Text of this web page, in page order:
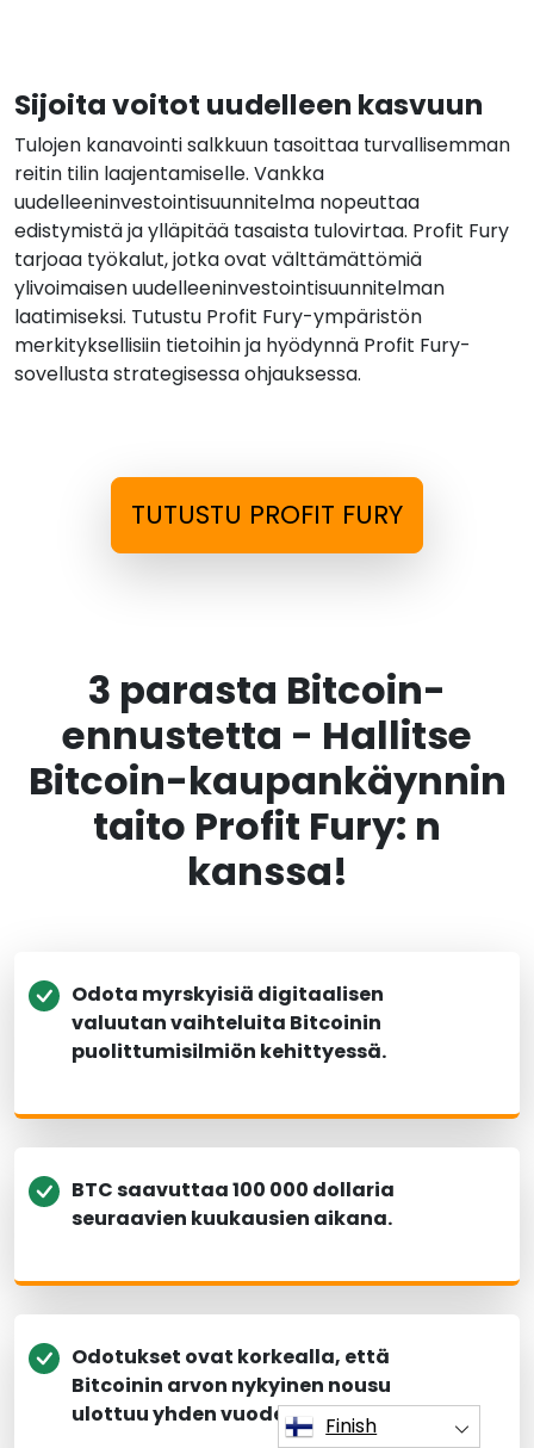
Sijoita voitot uudelleen kasvuun
Tulojen kanavointi salkkuun tasoittaa turvallisemman
reitin tilin laajentamiselle. Vankka
uudelleeninvestointisuunnitelma nopeuttaa
edistymistä ja ylläpitää tasaista tulovirtaa. Profit Fury
tarjoaa työkalut, jotka ovat välttämättömiä
ylivoimaisen uudelleeninvestointisuunnitelman
laatimiseksi. Tutustu Profit Fury-ympäristön
merkityksellisiin tietoihin ja hyödynnä Profit Fury-
sovellusta strategisessa ohjauksessa.
TUTUSTU PROFIT FURY
3 parasta Bitcoin-
ennustetta - Hallitse
Bitcoin-kaupankäynnin
taito Profit Fury: n
kanssa!
Odota myrskyisiä digitaalisen
valuutan vaihteluita Bitcoinin
puolittumisilmiön kehittyessä.
BTC saavuttaa 100 000 dollaria
seuraavien kuukausien aikana.
Odotukset ovat korkealla, että
Bitcoinin arvon nykyinen nousu
ulottuu yhden vuoden jälkeen.
Finish